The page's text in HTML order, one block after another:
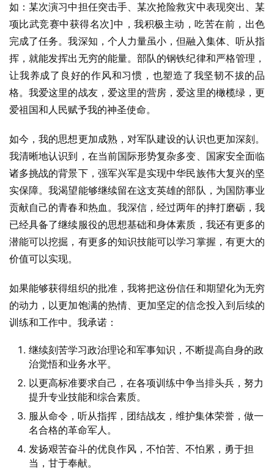
如：某次演习中担任突击手、某次抢险救灾中表现突出、某
项比武竞赛中获得名次]中，我积极主动，吃苦在前，出色
完成了任务。我深知，个人力量虽小，但融入集体、听从指
挥，就能发挥出无穷的能量。部队的钢铁纪律和严格管理，
让我养成了良好的作风和习惯，也塑造了我坚韧不拔的品
格。我爱这里的战友，爱这里的营房，爱这里的橄榄绿，更
爱祖国和人民赋予我的神圣使命。
如今，我的思想更加成熟，对军队建设的认识也更加深刻。
我清晰地认识到，在当前国际形势复杂多变、国家安全面临
诸多挑战的背景下，强军兴军是实现中华民族伟大复兴的坚
实保障。我渴望能够继续留在这支英雄的部队，为国防事业
贡献自己的青春和热血。我深信，经过两年的摔打磨砺，我
已经具备了继续服役的思想基础和身体素质，我还有更多的
潜能可以挖掘，有更多的知识技能可以学习掌握，有更大的
价值可以实现。
如果能够获得组织的批准，我将把这份信任和期望化为无穷
的动力，以更加饱满的热情、更加坚定的信念投入到后续的
训练和工作中。我承诺：
继续刻苦学习政治理论和军事知识，不断提高自身的政
治觉悟和业务水平。
以更高标准要求自己，在各项训练中争当排头兵，努力
提升专业技能和综合素质。
服从命令，听从指挥，团结战友，维护集体荣誉，做一
名合格的革命军人。
发扬艰苦奋斗的优良作风，不怕苦、不怕累，勇于担
当，甘于奉献。